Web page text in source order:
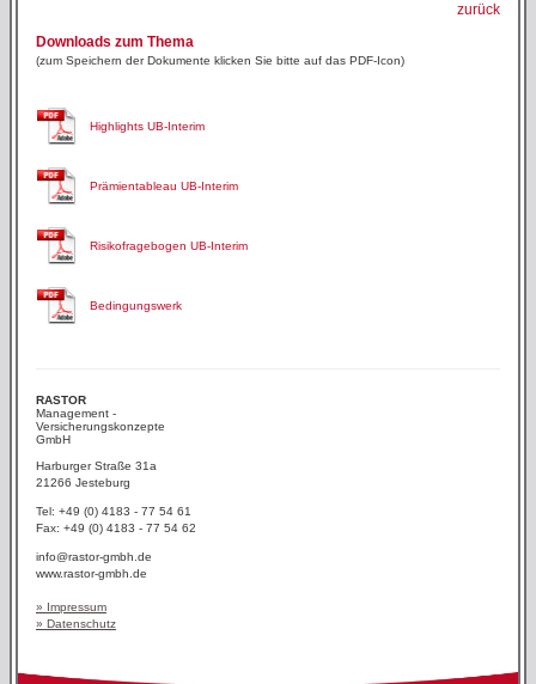
zurück
Downloads zum Thema
(zum Speichern der Dokumente klicken Sie bitte auf das PDF-Icon)
Highlights UB-Interim
Prämientableau UB-Interim
Risikofragebogen UB-Interim
Bedingungswerk
RASTOR
Management -
Versicherungskonzepte
GmbH
Harburger Straße 31a
21266 Jesteburg
Tel: +49 (0) 4183 - 77 54 61
Fax: +49 (0) 4183 - 77 54 62
info@rastor-gmbh.de
www.rastor-gmbh.de
» Impressum
» Datenschutz